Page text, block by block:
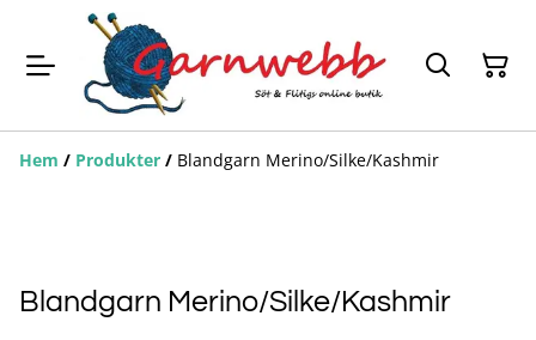
Hem / Produkter / Blandgarn Merino/Silke/Kashmir
Blandgarn Merino/Silke/Kashmir